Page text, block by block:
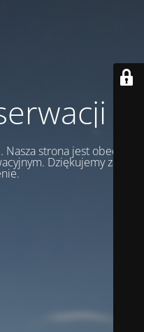
strona jest obecnie
Dziękujemy za